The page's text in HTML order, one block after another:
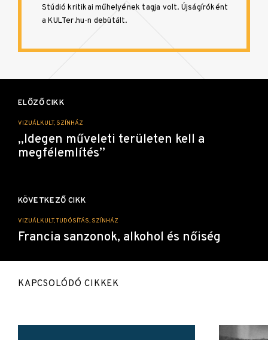
Stúdió kritikai műhelyének tagja volt. Újságíróként
a KULTer.hu-n debütált.
navigáció
ELŐZŐ CIKK
VIZUÁLKULT, SZÍNHÁZ
„Idegen műveleti területen kell a
megfélemlítés”
KÖVETKEZŐ CIKK
VIZUÁLKULT, TUDÓSÍTÁS, SZÍNHÁZ
Francia sanzonok, alkohol és nőiség
KAPCSOLÓDÓ CIKKEK